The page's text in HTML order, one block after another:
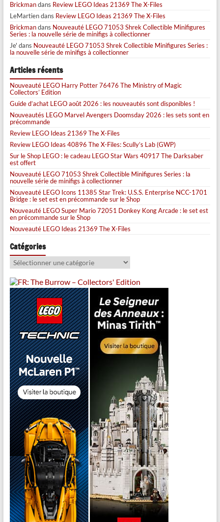
Brickmandans Review LEGO Ideas 21369 The X-Files
LeMartiendans Review LEGO Ideas 21369 The X-Files
Brickmandans Nouveauté LEGO 71053 Shrek Collectible Minifigures
Series : la nouvelle série de minifigs à collectionner
Je' dans Nouveauté LEGO 71053 Shrek Collectible Minifigures Series :
la nouvelle série de minifigs à collectionner
Articles récents
Nouveauté LEGO Harry Potter 76476 The Ministry of Magic
Collectors’ Edition
Guide d’achat LEGO août 2026 : les nouveautés sont disponibles !
Nouveautés LEGO Marvel Avengers Doomsday 2026 : les sets sont en
précommande
Review LEGO Ideas 21369 The X-Files
Review LEGO Ideas 40896 The X-Files: Scully’s Lab (GWP)
Sur le Shop LEGO : le cadeau LEGO Star Wars 40917 The Darksaber
est offert
Nouveauté LEGO 71053 Shrek Collectible Minifigures Series : la
nouvelle série de minifigs à collectionner
Nouveauté LEGO Icons 11385 Star Trek: U.S.S. Enterprise NCC-1701
Bridge : le set est en précommande sur le Shop
Nouveauté LEGO Super Mario 72051 Donkey Kong Arcade : le set est
en précommande sur le Shop
Nouveauté LEGO Ideas 21369 The X-Files
Catégories
Catégories